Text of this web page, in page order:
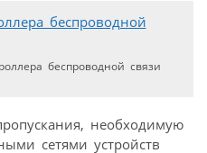
беспроводной связи
необходимую
сетями устройств